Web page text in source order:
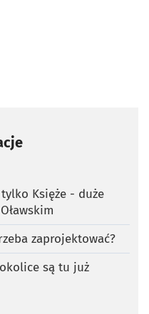
Księże - duże
zaprojektować?
są tu już